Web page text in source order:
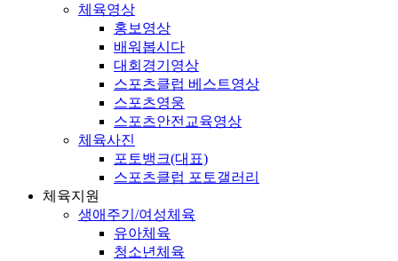
체육영상
홍보영상
배워봅시다
대회경기영상
스포츠클럽 베스트영상
스포츠영웅
스포츠안전교육영상
체육사진
포토뱅크(대표)
스포츠클럽 포토갤러리
체육지원
생애주기/여성체육
유아체육
청소년체육